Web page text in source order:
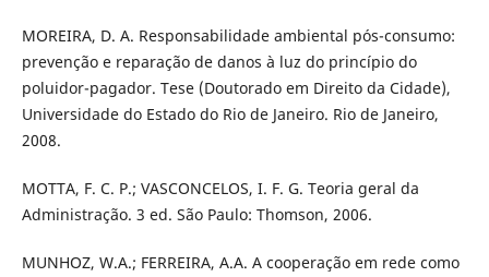
MOREIRA, D. A. Responsabilidade ambiental pós-consumo:
prevenção e reparação de danos à luz do princípio do
poluidor-pagador. Tese (Doutorado em Direito da Cidade),
Universidade do Estado do Rio de Janeiro. Rio de Janeiro,
2008.
MOTTA, F. C. P.; VASCONCELOS, I. F. G. Teoria geral da
Administração. 3 ed. São Paulo: Thomson, 2006.
MUNHOZ, W.A.; FERREIRA, A.A. A cooperação em rede como